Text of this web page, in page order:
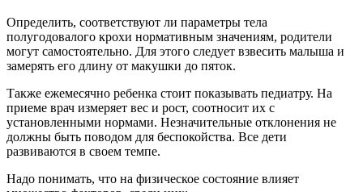
Определить, соответствуют ли параметры тела
полугодовалого крохи нормативным значениям, родители
могут самостоятельно. Для этого следует взвесить малыша и
замерять его длину от макушки до пяток.
Также ежемесячно ребенка стоит показывать педиатру. На
приеме врач измеряет вес и рост, соотносит их с
установленными нормами. Незначительные отклонения не
должны быть поводом для беспокойства. Все дети
развиваются в своем темпе.
Надо понимать, что на физическое состояние влияет